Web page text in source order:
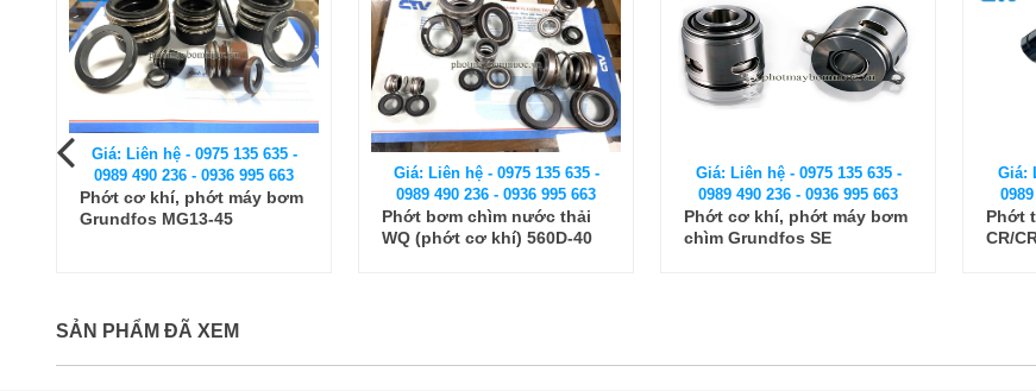
Giá: Liên hệ - 0975 135 635 -
0989 490 236 - 0936 995 663
Phớt cơ khí, phớt máy bơm
Grundfos MG13-45
Giá: Liên hệ - 0975 135 635 -
0989 490 236 - 0936 995 663
Phớt bơm chìm nước thải
WQ (phớt cơ khí) 560D-40
Giá: Liên hệ - 0975 135 635 -
0989 490 236 - 0936 995 663
Phớt cơ khí, phớt máy bơm
chìm Grundfos SE
Giá:
Phớt
CR/
SẢN PHẨM ĐÃ XEM